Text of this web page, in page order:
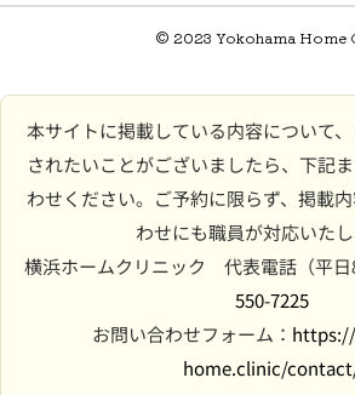
© 2023 Yokohama Home
本サイトに掲載している内容について
されたいことがございましたら、下記
わせください。ご予約に限らず、掲載
わせにも職員が対応いたし
横浜ホームクリニック 代表電話（平日
550-7225
お問い合わせフォーム：
home.clinic/